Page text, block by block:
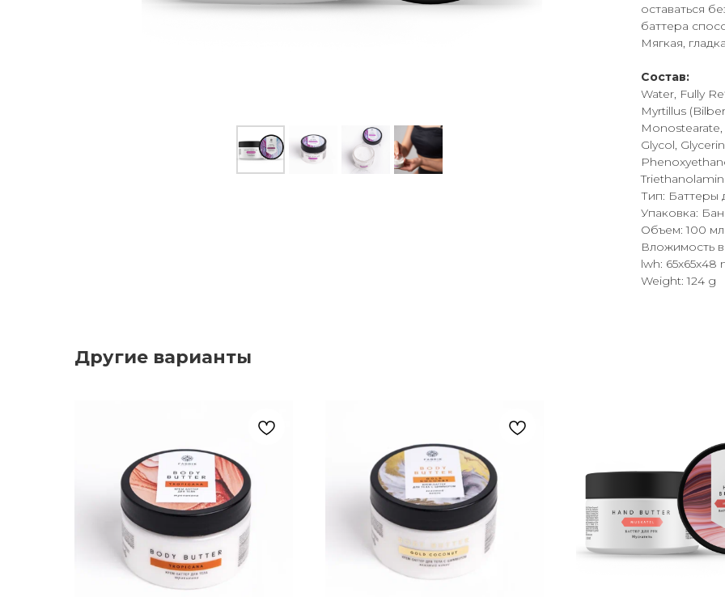
оставаться
баттера
Мягкая,
Состав:
Water, Fully
Myrtillus
Glycol,
Тип: Баттеры
Упаковка:
Объем: 100 мл
Вложимость
lwh: 65x65x48
Weight: 124 g
Другие варианты